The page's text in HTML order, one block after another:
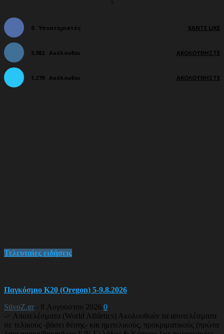
0 Υποστηρικτές ΚΆΝΤΕ LIKE
3,982 Ακόλουθοι ΑΚΟΛΟΥΘΉΣΤΕ
1,279 Ακόλουθοι ΑΚΟΛΟΥΘΉΣΤΕ
Τελευταίες ειδήσεις
Παγκόσμιο Κ20 (Oregon) 5-9.8.2026
StivoZ.gr - 8 Αυγούστου 2026 0
-> Αποτελέσματα (World Athletics) Ακολουθούν τα αποτελέσματα
σε τελικούς -βάσει θέσης- και ημιτελικούς, προκριματικούς (πρώτα